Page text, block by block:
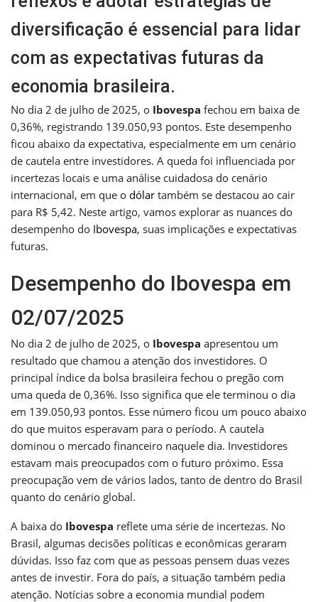
diversificação é essencial para lidar
com as expectativas futuras da
economia brasileira.
No dia 2 de julho de 2025, o Ibovespa fechou em baixa de
0,36%, registrando 139.050,93 pontos. Este desempenho
ficou abaixo da expectativa, especialmente em um cenário
de cautela entre investidores. A queda foi influenciada por
incertezas locais e uma análise cuidadosa do cenário
internacional, em que o dólar também se destacou ao cair
para R$ 5,42. Neste artigo, vamos explorar as nuances do
desempenho do Ibovespa, suas implicações e expectativas
futuras.
Desempenho do Ibovespa em
02/07/2025
No dia 2 de julho de 2025, o Ibovespa apresentou um
resultado que chamou a atenção dos investidores. O
principal índice da bolsa brasileira fechou o pregão com
uma queda de 0,36%. Isso significa que ele terminou o dia
em 139.050,93 pontos. Esse número ficou um pouco abaixo
do que muitos esperavam para o período. A cautela
dominou o mercado financeiro naquele dia. Investidores
estavam mais preocupados com o futuro próximo. Essa
preocupação vem de vários lados, tanto de dentro do Brasil
quanto do cenário global.
A baixa do Ibovespa reflete uma série de incertezas. No
Brasil, algumas decisões políticas e econômicas geraram
dúvidas. Isso faz com que as pessoas pensem duas vezes
antes de investir. Fora do país, a situação também pedia
atenção. Notícias sobre a economia mundial podem